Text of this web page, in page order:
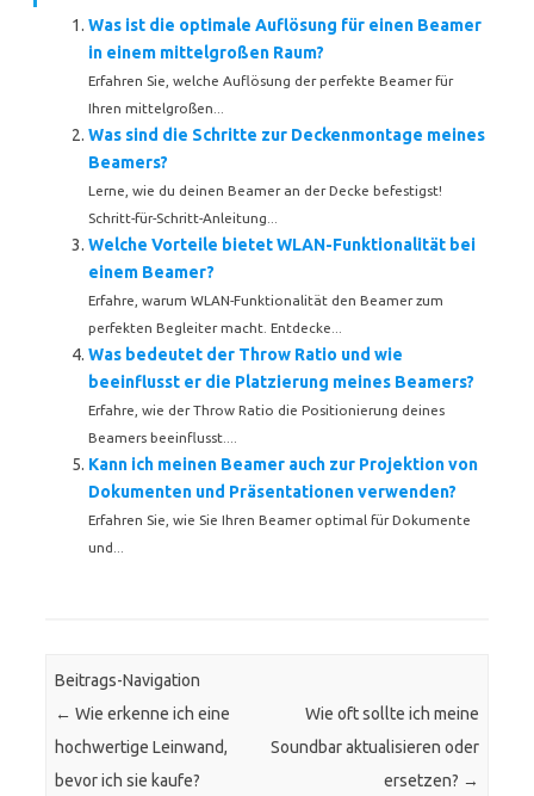
Was ist die optimale Auflösung für einen Beamer
in einem mittelgroßen Raum?
Erfahren Sie, welche Auflösung der perfekte Beamer für
Ihren mittelgroßen...
Was sind die Schritte zur Deckenmontage meines
Beamers?
Lerne, wie du deinen Beamer an der Decke befestigst!
Schritt-für-Schritt-Anleitung...
Welche Vorteile bietet WLAN-Funktionalität bei
einem Beamer?
Erfahre, warum WLAN-Funktionalität den Beamer zum
perfekten Begleiter macht. Entdecke...
Was bedeutet der Throw Ratio und wie
beeinflusst er die Platzierung meines Beamers?
Erfahre, wie der Throw Ratio die Positionierung deines
Beamers beeinflusst....
Kann ich meinen Beamer auch zur Projektion von
Dokumenten und Präsentationen verwenden?
Erfahren Sie, wie Sie Ihren Beamer optimal für Dokumente
und...
Beitrags-Navigation
← Wie erkenne ich eine
hochwertige Leinwand,
bevor ich sie kaufe?
Wie oft sollte ich meine
Soundbar aktualisieren oder
ersetzen? →